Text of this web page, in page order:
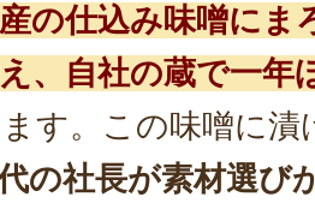
の仕込み味噌にま
、自社の蔵で一年
す。この味噌に漬
の社長が素材選び